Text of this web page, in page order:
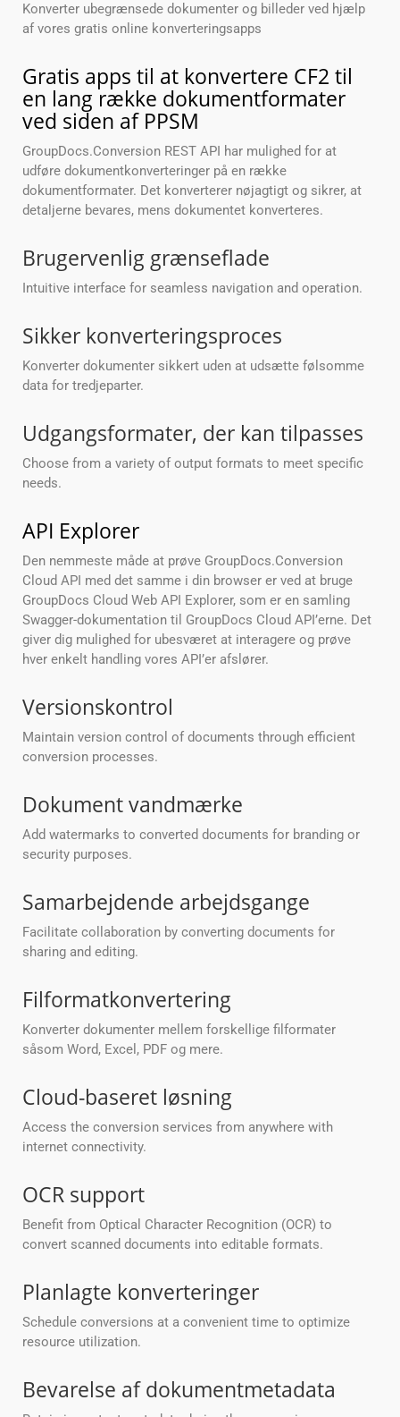
Konverter ubegrænsede dokumenter og billeder ved hjælp
af vores gratis online konverteringsapps
Gratis apps til at konvertere CF2 til
en lang række dokumentformater
ved siden af PPSM
GroupDocs.Conversion REST API har mulighed for at
udføre dokumentkonverteringer på en række
dokumentformater. Det konverterer nøjagtigt og sikrer, at
detaljerne bevares, mens dokumentet konverteres.
Brugervenlig grænseflade
Intuitive interface for seamless navigation and operation.
Sikker konverteringsproces
Konverter dokumenter sikkert uden at udsætte følsomme
data for tredjeparter.
Udgangsformater, der kan tilpasses
Choose from a variety of output formats to meet specific
needs.
API Explorer
Den nemmeste måde at prøve GroupDocs.Conversion
Cloud API med det samme i din browser er ved at bruge
GroupDocs Cloud Web API Explorer, som er en samling
Swagger-dokumentation til GroupDocs Cloud API’erne. Det
giver dig mulighed for ubesværet at interagere og prøve
hver enkelt handling vores API’er afslører.
Versionskontrol
Maintain version control of documents through efficient
conversion processes.
Dokument vandmærke
Add watermarks to converted documents for branding or
security purposes.
Samarbejdende arbejdsgange
Facilitate collaboration by converting documents for
sharing and editing.
Filformatkonvertering
Konverter dokumenter mellem forskellige filformater
såsom Word, Excel, PDF og mere.
Cloud-baseret løsning
Access the conversion services from anywhere with
internet connectivity.
OCR support
Benefit from Optical Character Recognition (OCR) to
convert scanned documents into editable formats.
Planlagte konverteringer
Schedule conversions at a convenient time to optimize
resource utilization.
Bevarelse af dokumentmetadata